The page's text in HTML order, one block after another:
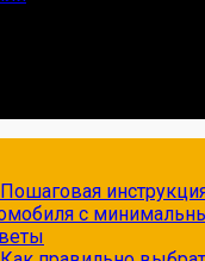
Пошаговая
с